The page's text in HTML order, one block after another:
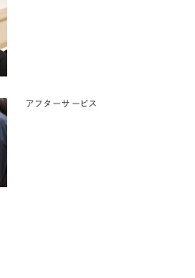
アフターサービス